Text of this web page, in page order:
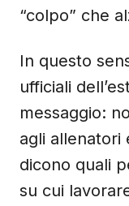
“colpo” che
In questo
ufficiali
messaggio:
agli allenatori
dicono quali
su cui